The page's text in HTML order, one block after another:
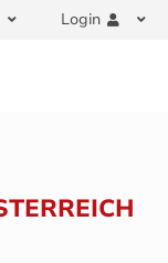
Login